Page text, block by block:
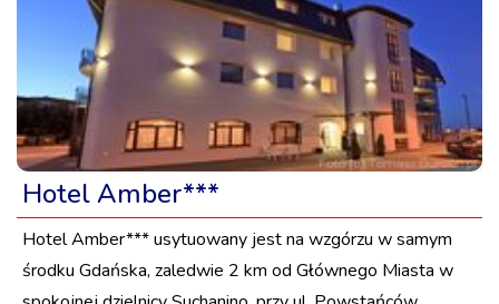
Hotel Amber***
Hotel Amber*** usytuowany jest na wzgórzu w samym
środku Gdańska, zaledwie 2 km od Głównego Miasta w